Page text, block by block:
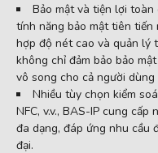
Bảo mật và tiện lợi toàn
tính năng bảo mật tiên
hợp độ nét cao và quản lý
không chỉ đảm bảo bảo
vô song cho cả người
Nhiều tùy chọn kiểm
NFC, v.v., BAS-IP cung
đa dạng, đáp ứng nhu cầu
đại.